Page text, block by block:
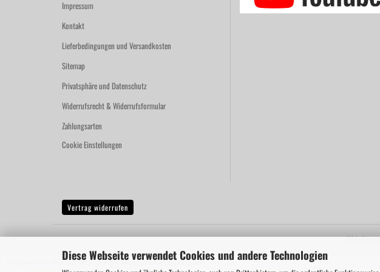
Diese Webseite verwendet Cookies und andere Technologien
Impressum
Kontakt
Lieferbedingungen und Versandkosten
Sitemap
Privatsphäre und Datenschutz
Widerrufsrecht & Widerrufsformular
Zahlungsarten
Cookie Einstellungen
Vertrag widerrufen
Webshop
Ausgewählte Top-Bewertungen für www.autofuerst-shop.de/